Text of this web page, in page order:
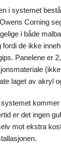
i systemet
Corning
i både
fordi de ikke
Panelene er
laget av akryl
er det ingen
mot ekstra